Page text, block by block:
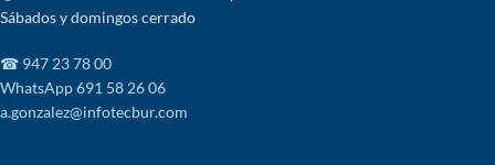
Sábados y domingos cerrado
☎ 947 23 78 00
WhatsApp 691 58 26 06
a.gonzalez@infotecbur.com